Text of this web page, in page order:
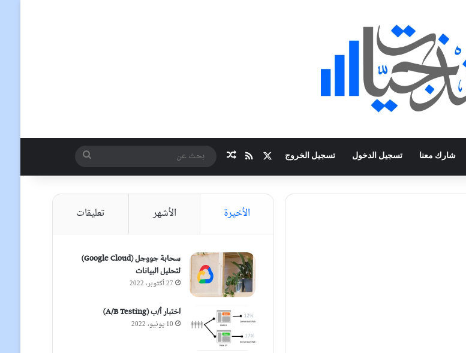
شارك معنا تسجيل الدخول تسجيل الخروج ملخص الموقع RSS
مقال عشوائي
عن
الأخيرة الأشهر تعليقات
سحابة جووجل (Google Cloud)
لتحليل البيانات
27 أكتوبر، 2022
اختبار أ/ب (A/B Testing)
10 يونيو، 2022